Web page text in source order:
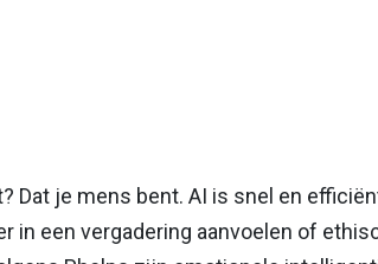
Dat je mens bent. AI is snel en
in een vergadering aanvoelen of